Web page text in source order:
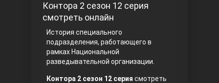
Правосyдие
Контора 2 сезон 12 серия
смотреть онлайн
История специального
подразделения, работающего в
рамках Национальной
разведывательной организации.
Контора 2 сезон 12 серия смотреть